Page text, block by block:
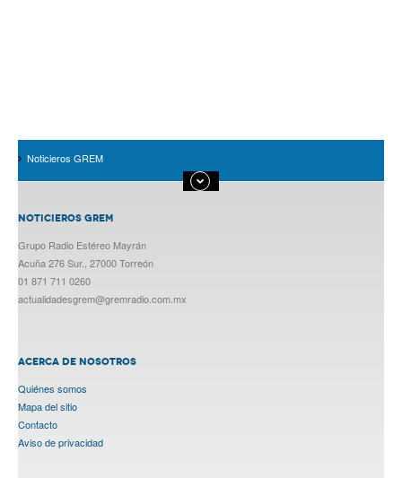
Noticieros GREM
NOTICIEROS GREM
Grupo Radio Estéreo Mayrán
Acuña 276 Sur., 27000 Torreón
01 871 711 0260
actualidadesgrem@gremradio.com.mx
ACERCA DE NOSOTROS
Quiénes somos
Mapa del sitio
Contacto
Aviso de privacidad